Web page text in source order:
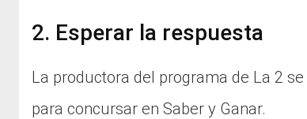
2. Esperar la respuesta
La productora del programa de La 2
para concursar en Saber y Ganar.